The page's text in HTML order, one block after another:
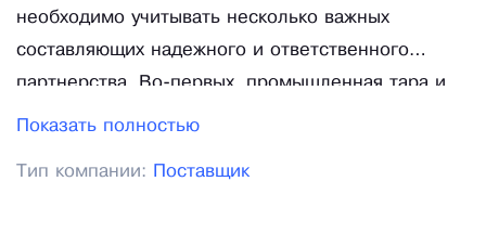
необходимо учитывать несколько важных
составляющих надежного и ответственного
партнерства. Во-первых, промышленная тара и
упаковка должна отвечать всем актуальным
транспортировки и хранения жидкости с самыми
Показать полностью
Тип компании: Поставщик